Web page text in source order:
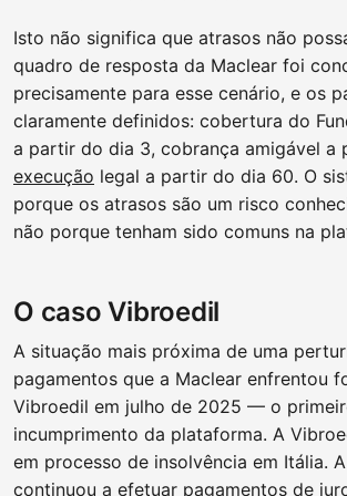
Isto não significa que atrasos não
quadro de resposta da Maclear foi
precisamente para esse cenário, e os
claramente definidos: cobertura do
a partir do dia 3, cobrança amigável a
execução legal a partir do dia 60. O
porque os atrasos são um risco
não porque tenham sido comuns na
O caso Vibroedil
A situação mais próxima de uma
pagamentos que a Maclear enfrentou
Vibroedil em julho de 2025 — o
incumprimento da plataforma. A
em processo de insolvência em Itália.
continuou a efetuar pagamentos de